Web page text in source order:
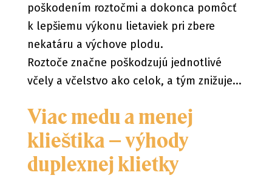
poškodením roztočmi a dokonca pomôcť
k lepšiemu výkonu lietaviek pri zbere
nekatáru a výchove plodu.
Roztoče značne poškodzujú jednotlivé
včely a včelstvo ako celok, a tým znižuje...
Viac medu a menej
klieštika – výhody
duplexnej klietky